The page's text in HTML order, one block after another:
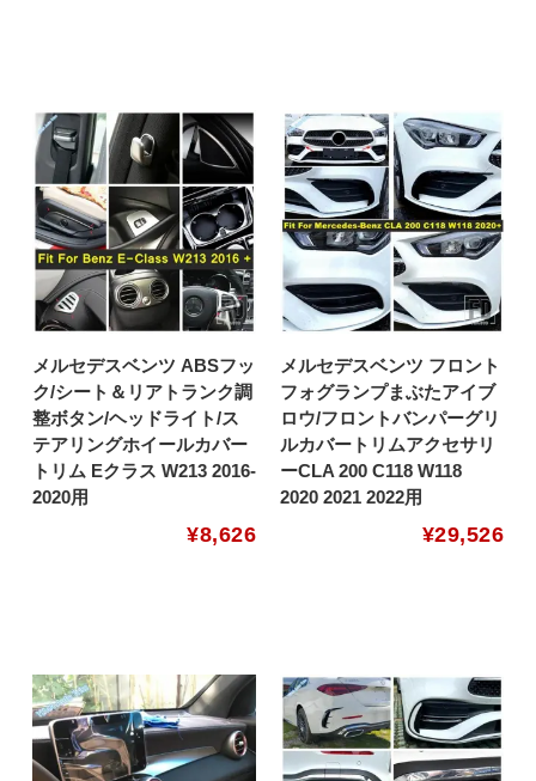
メルセデスベンツ ABSフッ
ク/シート＆リアトランク調
整ボタン/ヘッドライト/ス
テアリングホイールカバー
トリム Eクラス W213 2016-
2020用
¥8,626
メルセデスベンツ フロント
フォグランプまぶたアイブ
ロウ/フロントバンパーグリ
ルカバートリムアクセサリ
ーCLA 200 C118 W118
2020 2021 2022用
¥29,526